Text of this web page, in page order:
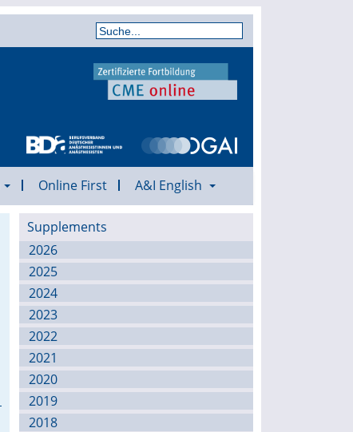
Online First A&I English
Supplements
2026
2025
2024
2023
2022
2021
2020
2019
2018